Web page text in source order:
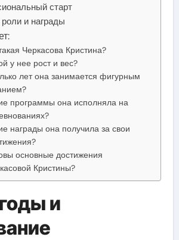
старт
и награды
Черкасова Кристина?
у нее рост и вес?
лет она занимается фигурным
программы она исполняла на
награды она получила за свои
основные достижения
Кристины?
и